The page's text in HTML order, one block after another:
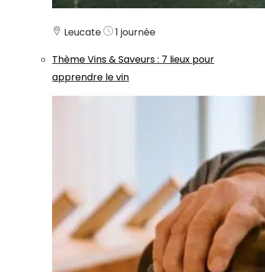
Leucate
1 journée
ThèmeVins & Saveurs: 7 lieux pour
apprendre le vin